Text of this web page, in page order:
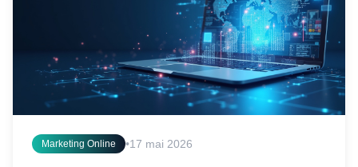
Marketing Online •17 mai 2026